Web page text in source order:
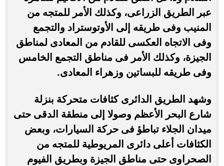
عبر الطريق الزراعى، وكذلك الأمر للمتجه من
المنيب وفى طريقه إلى الأوتوستراد والتجمع
وفى الاتجاه العكسى للقادم من المعادى لمناطق
الجيزة، وكذلك الأمر فى مناطق التجمع الخامس
وفى طريقه للبساتين وزهراء المعادى.
وشهد الطريق الدائرى كثافات متحركة بنزلة
شارع البحر الأعظم وصولا إلى منطقة الدقى حتى
ميدان الجلاء تباطؤ فى حركة السيارات، وبعض
الكثافات أعلى دائرى المريوطية للمتجه من
الصحراوى حتى مناطق الجيزة وبطريق الفيوم